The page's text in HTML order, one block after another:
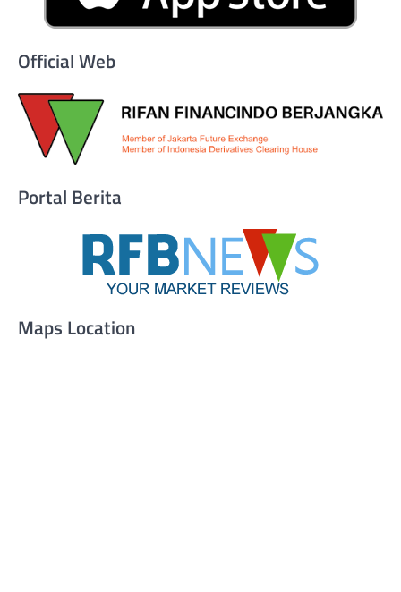
Official Web
Portal Berita
Maps Location